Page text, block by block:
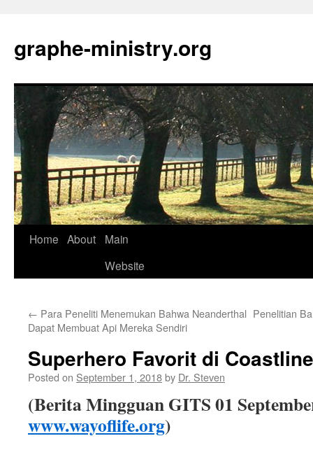
content
graphe-ministry.org
Home About
Main
Website
← Para Peneliti Menemukan Bahwa Neanderthal
Dapat Membuat Api Mereka Sendiri
Penelitian
Superhero Favorit di
Posted on September 1, 2018by Dr. Steven
(Berita Mingguan GITS01
www.wayoflife.org)